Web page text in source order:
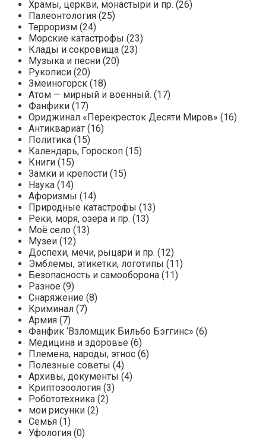
Храмы, церкви, монастыри и пр. (26)
Палеонтология (25)
Терроризм (24)
Морские катастрофы (23)
Клады и сокровища (23)
Музыка и песни (20)
Рукописи (20)
Змеиногорск (18)
Атом — мирный и военный. (17)
Фанфики (17)
Ориджинал «Перекресток Десяти Миров» (16)
Антиквариат (16)
Политика (15)
Календарь, Гороскоп (15)
Книги (15)
Замки и крепости (15)
Наука (14)
Афоризмы (14)
Природные катастрофы (13)
Реки, моря, озера и пр. (13)
Моё село (13)
Музеи (12)
Доспехи, мечи, рыцари и пр. (12)
Эмблемы, этикетки, логотипы (11)
Безопасность и самооборона (11)
Разное (9)
Снаряжение (8)
Криминал (7)
Армия (7)
Фанфик ‘Взломщик Бильбо Бэггинс» (6)
Медицина и здоровье (6)
Племена, народы, этнос (6)
Полезные советы (4)
Архивы, документы (4)
Криптозоология (3)
Робототехника (2)
мои рисунки (2)
Семья (1)
Уфология (0)